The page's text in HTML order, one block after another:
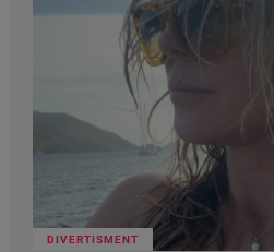
DIVERTISMENT